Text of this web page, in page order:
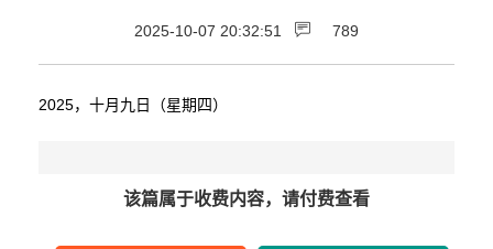
2025-10-07 20:32:51 789
2025，十月九日（星期四）
该篇属于收费内容，请付费查看